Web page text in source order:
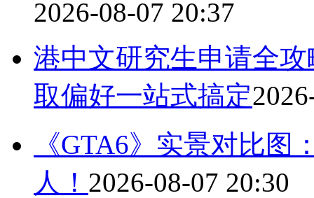
2026-08-07 20:37
港中文研究生申请全
取偏好一站式搞定
《GTA6》实景对比图
人！ 2026-08-07 20:30